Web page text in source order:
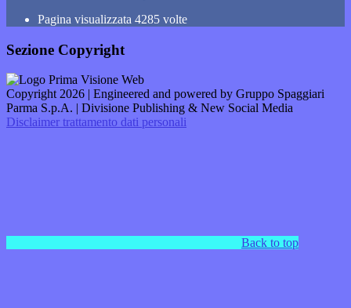
Pagina visualizzata 4285 volte
Sezione Copyright
Copyright 2026 | Engineered and powered by Gruppo Spaggiari
Parma S.p.A. | Divisione Publishing & New Social Media
Disclaimer trattamento dati personali
Back to top